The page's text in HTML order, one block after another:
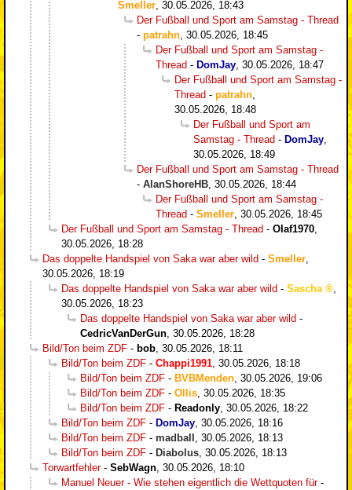
Smeller 30.05.2026, 18:43
Der Fußball und Sport am Samstag - Thread
- patrahn 30.05.2026, 18:45
Der Fußball und Sport am Samstag -
Thread - DomJay 30.05.2026, 18:47
Der Fußball und Sport am Samstag -
Thread - patrahn
30.05.2026, 18:48
Der Fußball und Sport am
Samstag - Thread - DomJay
30.05.2026, 18:49
Der Fußball und Sport am Samstag - Thread
- AlanShoreHB 30.05.2026, 18:44
Der Fußball und Sport am Samstag -
Thread - Smeller 30.05.2026, 18:45
Der Fußball und Sport am Samstag - Thread - Olaf1970
30.05.2026, 18:28
Das doppelte Handspiel von Saka war aber wild - Smeller
30.05.2026, 18:19
Das doppelte Handspiel von Saka war aber wild - Sascha
30.05.2026, 18:23
Das doppelte Handspiel von Saka war aber wild -
CedricVanDerGun 30.05.2026, 18:28
Bild/Ton beim ZDF - bob 30.05.2026, 18:11
Bild/Ton beim ZDF - Chappi1991 30.05.2026, 18:18
Bild/Ton beim ZDF - BVBMenden 30.05.2026, 19:06
Bild/Ton beim ZDF - Ollis 30.05.2026, 18:35
Bild/Ton beim ZDF - Readonly 30.05.2026, 18:22
Bild/Ton beim ZDF - DomJay 30.05.2026, 18:16
Bild/Ton beim ZDF - madball
30.05.2026, 18:13
Bild/Ton beim ZDF - Diabolus 30.05.2026, 18:13
Torwartfehler- SebWagn 30.05.2026, 18:10
Manuel Neuer - Wie stehen eigentlich die Wettquoten für-